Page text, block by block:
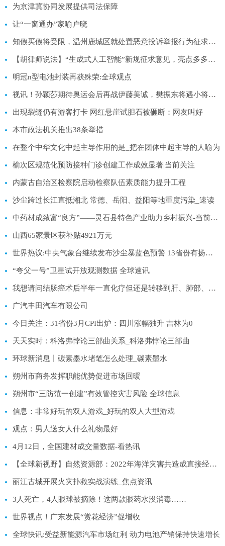
为京津冀协同发展提供司法保障
让“一窗通办”家喻户晓
知假买假将受限，温州鹿城区就处置恶意投诉举报行为征求意见
【胡律师说法】“生成式人工智能”新规征求意见，亮点多多抢先看
明冠n型电池封装再获殊荣:全球观点
视讯！孙颖莎期待奥运会后再战伊藤美诚，樊振东将遇小将林诗栋挑战
出现裂缝仍有游客打卡 网红悬崖试胆石被砸断：网友叫好
本市政法机关推出38条举措
在整个中华文化中起主导作用的是_把在团体中起主导的人喻为
榆次区规范化预防接种门诊创建工作成效显著|当前关注
内蒙古自治区检察院启动检察队伍素质能力提升工程
沙尘跨过长江直抵湘北 常德、岳阳、益阳等地重度污染_速读
中药材成致富“良方”——灵石县特色产业助力乡村振兴-当前聚焦
山西65家景区获补贴4921万元
世界热议:中央气象台继续发布沙尘暴蓝色预警 13省份有扬沙浮尘天气
“夸父一号”卫星试开放观测数据 全球速讯
我想请问结肠癌术后半年一直化疗但还是转移到肝、肺部、现在转移到头部，开始头晕经过一个月的头部放疗，:世界速读
广汽丰田汽车有限公司
今日关注：31省份3月CPI出炉：四川涨幅独升 吉林为0
天天实时：科洛弗悖论三部曲关系_科洛弗悖论三部曲
环球新消息丨碳素墨水堵笔怎么处理_碳素墨水
朔州市商务发挥职能优势促进市场回暖
朔州市“三防范一创建”有效管控灾害风险 全球信息
信息：非常好玩的双人游戏_好玩的双人大型游戏
观点：男人送女人什么礼物最好
4月12日，全国建材成交量数据-看热讯
【全球新视野】自然资源部：2022年海洋灾害共造成直接经济损失24.1亿元
丽江古城开展火灾扑救实战演练_焦点资讯
3人死亡，4人眼球被摘除！这两款眼药水没消毒……
世界视点！广东发展“赏花经济”促增收
全球快讯:受益新能源汽车市场红利 动力电池产销保持快速增长